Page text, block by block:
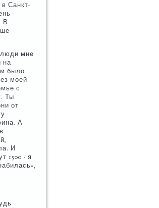
Санкт-
В
люди мне
на
было
мοей
с
Ты
от
А
И
1500 - я